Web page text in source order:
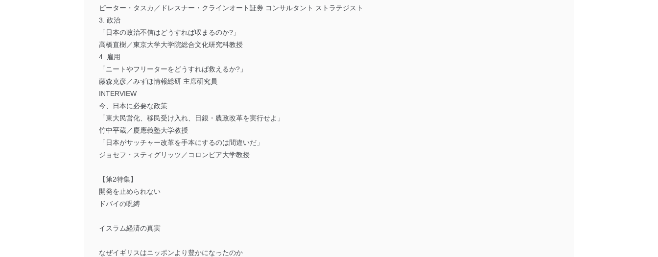
ピーター・タスカ／ドレスナー・クラインオート証券 コンサルタント ストラテジスト
3. 政治
「日本の政治不信はどうすれば収まるのか?」
高橋直樹／東京大学大学院総合文化研究科教授
4. 雇用
「ニートやフリーターをどうすれば救えるか?」
藤森克彦／みずほ情報総研 主席研究員
INTERVIEW
今、日本に必要な政策
「東大民営化、移民受け入れ、日銀・農政改革を実行せよ」
竹中平蔵／慶應義塾大学教授
「日本がサッチャー改革を手本にするのは間違いだ」
ジョセフ・スティグリッツ／コロンビア大学教授
【第2特集】
開発を止められない
ドバイの呪縛
イスラム経済の真実
なぜイギリスはニッポンより豊かになったのか